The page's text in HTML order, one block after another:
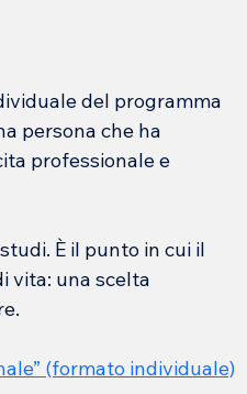
del programma
persona che ha
professionale e
È il punto in cui il
vita: una scelta
” (formato individuale)